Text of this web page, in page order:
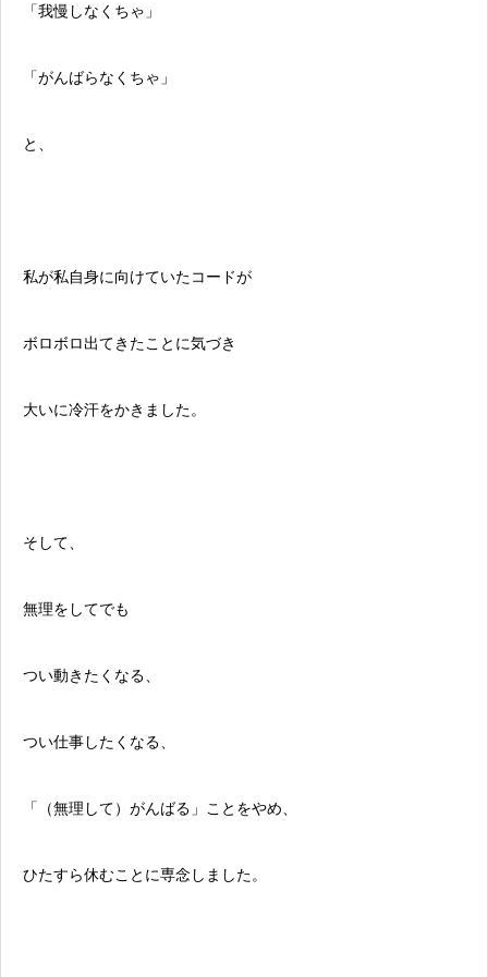
「我慢しなくちゃ」
「がんばらなくちゃ」
と、
私が私自身に向けていたコードが
ボロボロ出てきたことに気づき
大いに冷汗をかきました。
そして、
無理をしてでも
つい動きたくなる、
つい仕事したくなる、
「（無理して）がんばる」ことをやめ、
ひたすら休むことに専念しました。